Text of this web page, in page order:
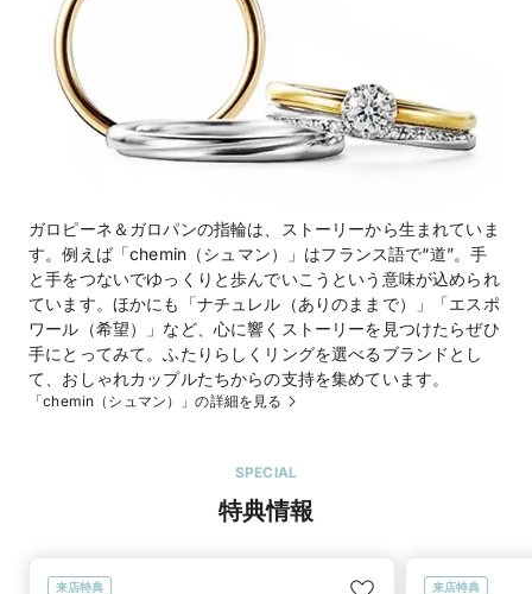
ガロピーネ＆ガロパンの指輪は、ストーリーから生まれていま
す。例えば「chemin（シュマン）」はフランス語で“道”。手
と手をつないでゆっくりと歩んでいこうという意味が込められ
ています。ほかにも「ナチュレル（ありのままで）」「エスポ
ワール（希望）」など、心に響くストーリーを見つけたらぜひ
手にとってみて。ふたりらしくリングを選べるブランドとし
て、おしゃれカップルたちからの支持を集めています。
「chemin（シュマン）」の詳細を見る
SPECIAL
特典情報
来店特典 来店特典